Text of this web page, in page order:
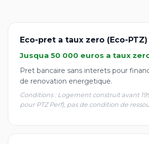
Eco-pret a taux zero (Eco-PTZ)
Jusqua 50 000 euros a taux
Pret bancaire sans interets pour
de renovation energetique.
Conditions : Logement construit avant
pour PTZ Perf), pas de condition de